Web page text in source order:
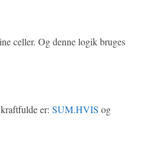
celler. Og denne logik bruges
er: SUM.HVIS og